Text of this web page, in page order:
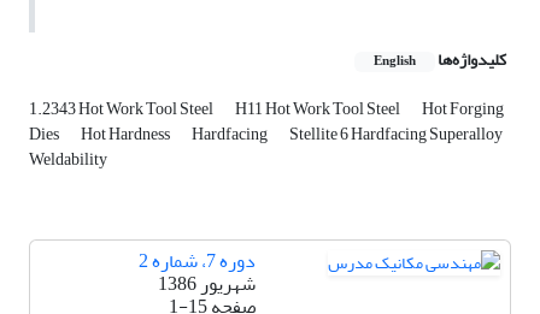
کلیدواژه‌ها English
1.2343 Hot Work Tool Steel H11 Hot Work Tool Steel Hot Forging
Dies Hot Hardness Hardfacing Stellite 6 Hardfacing Superalloy
Weldability
دوره 7، شماره 2
شهریور 1386